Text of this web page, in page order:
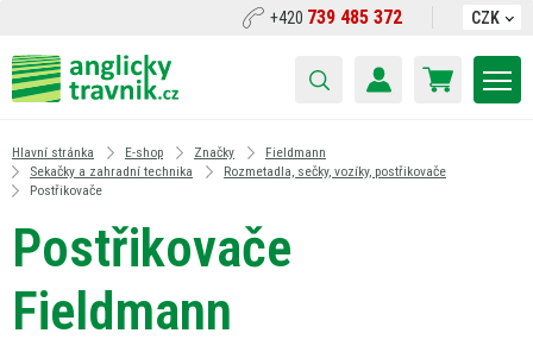
+420 739 485 372 CZK
Hlavní stránka E-shop Značky
Fieldmann
Sekačky a zahradní technika
Rozmetadla, sečky, vozíky, postřikovače
Postřikovače
Postřikovače
Fieldmann